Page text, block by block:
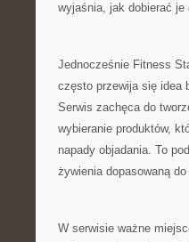
wyjaśnia, jak dobierać je
Jednocześnie Fitness
często przewija się idea
Serwis zachęca do
wybieranie produktów,
napady objadania. To
żywienia dopasowaną do
W serwisie ważne